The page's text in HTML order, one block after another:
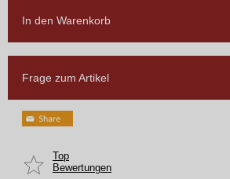
In den Warenkorb
Frage zum Artikel
Top
Bewertungen